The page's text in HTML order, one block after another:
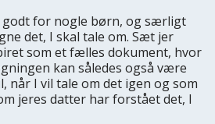
godt for nogle børn, og særligt
det, I skal tale om. Sæt jer
som et fælles dokument, hvor
kan således også være
når I vil tale om det igen og som
jeres datter har forstået det, I